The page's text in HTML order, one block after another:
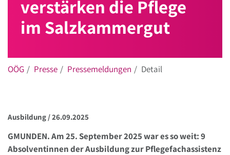
verstärken die Pflege
im Salzkammergut
OÖG Presse Pressemeldungen Detail
Ausbildung /26.09.2025
GMUNDEN. Am 25. September 2025 war es so weit: 9
Absolventinnen der Ausbildung zur Pflegefachassistenz